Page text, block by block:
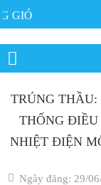
TRÚNG
THỐNG
NHIỆT ĐIỆN
Ngày đăng: 29/